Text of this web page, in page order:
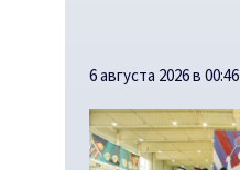
6 августа 2026 в 00:46